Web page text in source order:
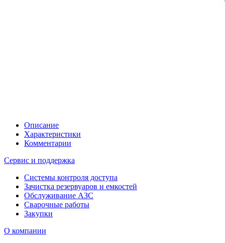
Описание
Характеристики
Комментарии
Сервис и поддержка
Системы контроля доступа
Зачистка резервуаров и емкостей
Обслуживание АЗС
Сварочные работы
Закупки
О компании